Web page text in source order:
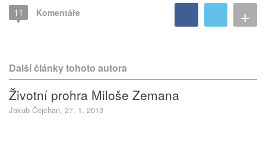
11 Komentáře +
Další články tohoto autora
Životní prohra Miloše Zemana
Jakub Čejchan, 27. 1. 2013